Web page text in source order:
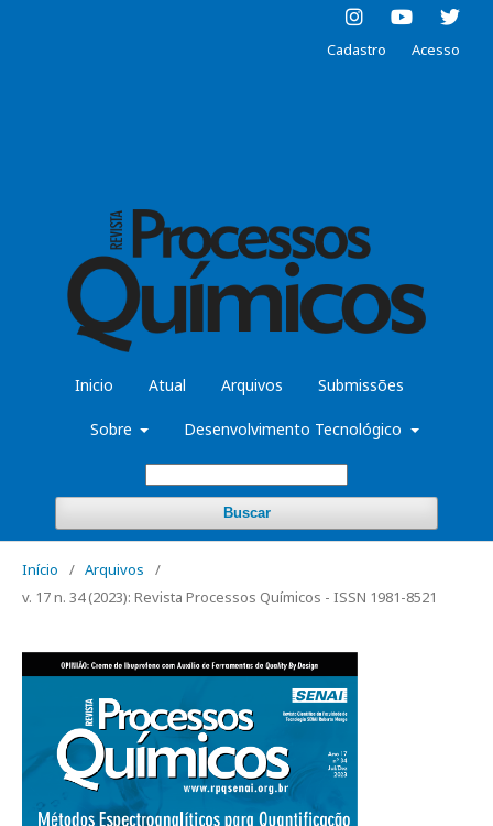
Inicio Atual Arquivos Submissões
Sobre Desenvolvimento Tecnológico
Buscar
Cadastro Acesso
Início / Arquivos
/
v. 17 n. 34 (2023): Revista Processos Químicos - ISSN 1981-8521